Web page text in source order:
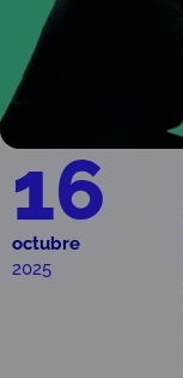
16
octubre
2025